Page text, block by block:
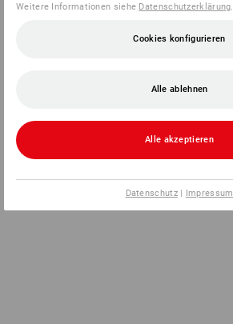
Weitere Informationen siehe Datenschutzerklärung
Cookies konfigurieren
Alle ablehnen
Alle akzeptieren
Datenschutz| Impressum